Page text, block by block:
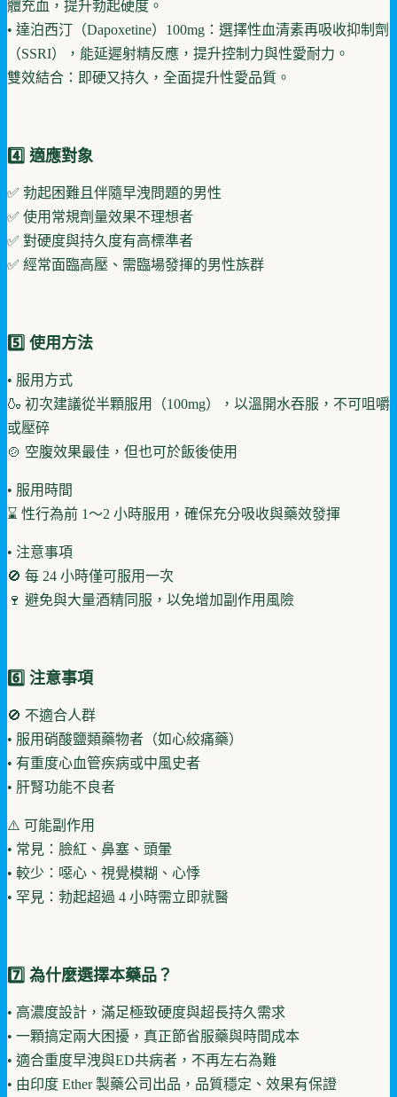
體充血，提升勃起硬度。
• 達泊西汀（Dapoxetine）100mg：選擇性血清素再吸收抑制劑
（SSRI），能延遲射精反應，提升控制力與性愛耐力。
雙效結合：即硬又持久，全面提升性愛品質。
4️⃣ 適應對象
✅ 勃起困難且伴隨早洩問題的男性
✅ 使用常規劑量效果不理想者
✅ 對硬度與持久度有高標準者
✅ 經常面臨高壓、需臨場發揮的男性族群
5️⃣ 使用方法
• 服用方式
🍶 初次建議從半顆服用（100mg），以溫開水吞服，不可咀嚼
或壓碎
🍲 空腹效果最佳，但也可於飯後使用
• 服用時間
⌛ 性行為前 1～2 小時服用，確保充分吸收與藥效發揮
• 注意事項
🚫 每 24 小時僅可服用一次
🍷 避免與大量酒精同服，以免增加副作用風險
6️⃣ 注意事項
🚫 不適合人群
• 服用硝酸鹽類藥物者（如心絞痛藥）
• 有重度心血管疾病或中風史者
• 肝腎功能不良者
⚠️ 可能副作用
• 常見：臉紅、鼻塞、頭暈
• 較少：噁心、視覺模糊、心悸
• 罕見：勃起超過 4 小時需立即就醫
7️⃣ 為什麼選擇本藥品？
• 高濃度設計，滿足極致硬度與超長持久需求
• 一顆搞定兩大困擾，真正節省服藥與時間成本
• 適合重度早洩與ED共病者，不再左右為難
• 由印度 Ether 製藥公司出品，品質穩定、效果有保證